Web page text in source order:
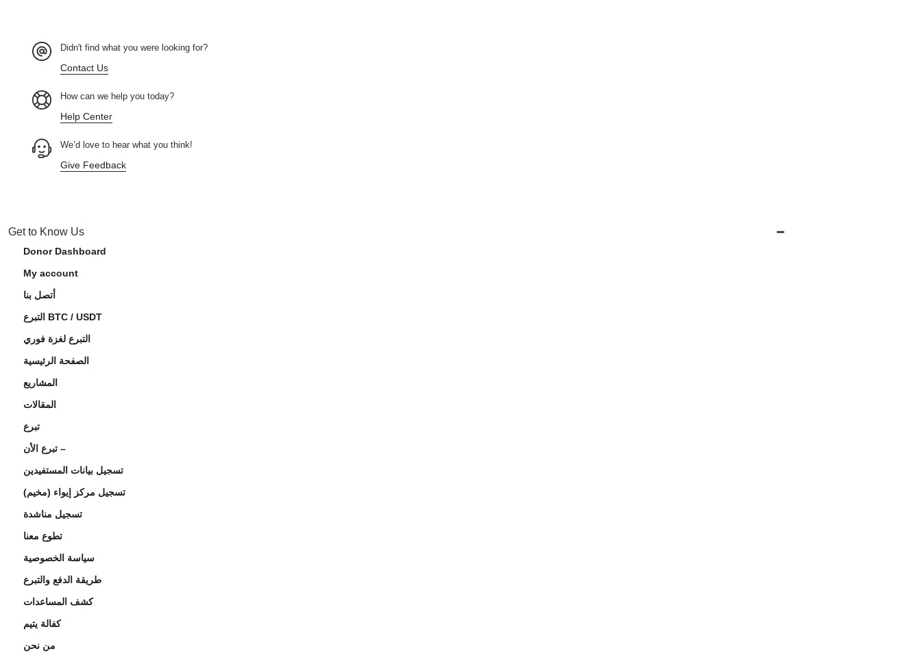
Didn't find what you were looking for?
Contact Us
How can we help you today?
Help Center
We’d love to hear what you think!
Give Feedback
Get to Know Us
Donor Dashboard
My account
أتصل بنا
التبرع BTC / USDT
التبرع لغزة فوري
الصفحة الرئيسية
المشاريع
المقالات
تبرع
تبرع الأن –
تسجيل بيانات المستفيدين
تسجيل مركز إيواء (مخيم)
تسجيل مناشدة
تطوع معنا
سياسة الخصوصية
طريقة الدفع والتبرع
كشف المساعدات
كفالة يتيم
من نحن